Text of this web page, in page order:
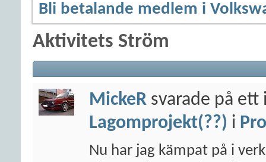
Bli betalande medlem i
Aktivitets Ström
MickeR svarade på ett
Lagomprojekt(??) i
Nu har jag kämpat på i